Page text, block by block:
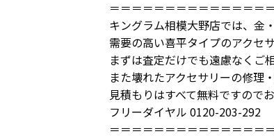
＝＝＝＝＝＝＝＝＝＝＝＝＝＝
キングラム相模大野店では、金
需要の高い喜平タイプのアクセ
まずは査定だけでも遠慮なくご
また壊れたアクセサリーの修理
見積もりはすべて無料ですので
フリーダイヤル 0120-203-292
＝＝＝＝＝＝＝＝＝＝＝＝＝＝